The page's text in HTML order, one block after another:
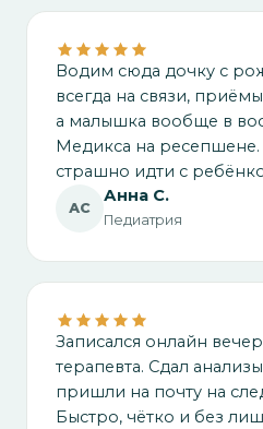
Водим сюда дочку с
всегда на связи,
а малышка вообще в
Медикса на ресепшене.
страшно идти с
АС
Анна С.
Педиатрия
Записался онлайн
терапевта. Сдал
пришли на почту на
Быстро, чётко и без